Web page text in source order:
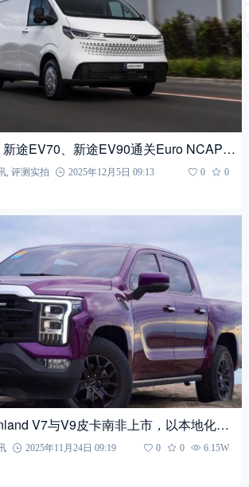
新途EV70、新途EV90通关Euro NCAP五
一全系商用车五星安全中国
, 评测实拍 2025年12月5日 09:13 0
0
V7与V9皮卡南非上市，以本地化战
非洲市场
2025年11月24日 09:19 0 0
6.15W